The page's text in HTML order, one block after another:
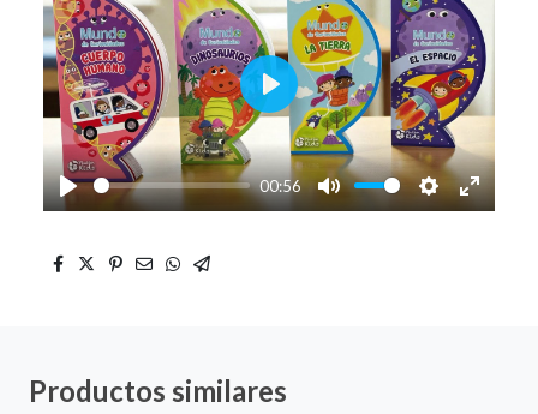
Play
00:56
Mute Settings
Enter
Play
Productos similares